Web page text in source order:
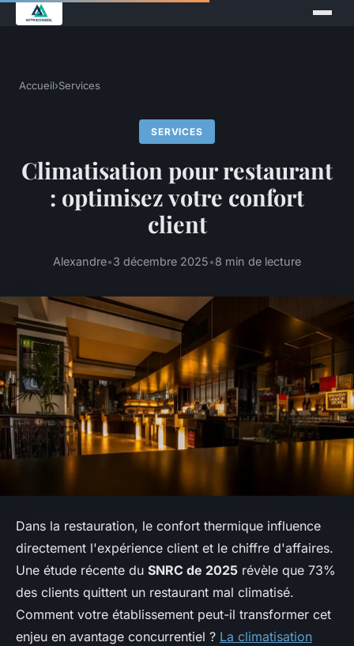
Accueil›Services
SERVICES
Climatisation pour restaurant
: optimisez votre confort
client
Alexandre•3 décembre 2025•8 min de lecture
Dans la restauration, le confort thermique influence
directement l'expérience client et le chiffre d'affaires.
Une étude récente du SNRC de 2025 révèle que 73%
des clients quittent un restaurant mal climatisé.
Comment votre établissement peut-il transformer cet
enjeu en avantage concurrentiel ? La climatisation